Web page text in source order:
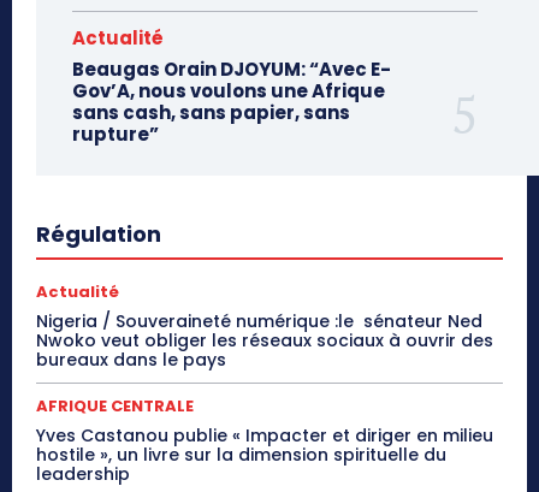
Actualité
Beaugas Orain DJOYUM: “Avec E-
Gov’A, nous voulons une Afrique
sans cash, sans papier, sans
rupture”
Régulation
Actualité
Nigeria / Souveraineté numérique :le sénateur Ned
Nwoko veut obliger les réseaux sociaux à ouvrir des
bureaux dans le pays
AFRIQUE CENTRALE
Yves Castanou publie « Impacter et diriger en milieu
hostile », un livre sur la dimension spirituelle du
leadership